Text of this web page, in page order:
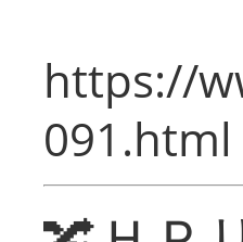
https://
091.html